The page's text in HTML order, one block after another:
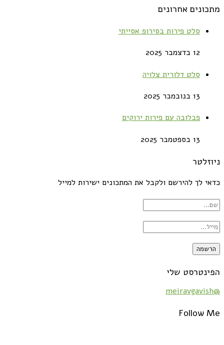
מתכונים אחרונים
סלט פירות בסירופ אסייתי
12 בדצמבר 2025
סלט דלורית צלויה
13 בנובמבר 2025
פבלובה עם פירות ירוקים
13 בספטמבר 2025
ניוזלטר
כדאי לך להירשם ולקבל את המתכונים ישירות למייל
הפינטרסט שלי
@meiravgavish
Follow Me